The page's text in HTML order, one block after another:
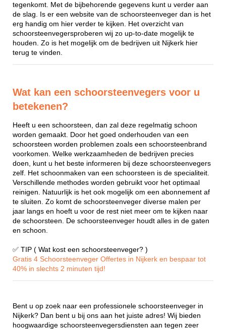
tegenkomt. Met de bijbehorende gegevens kunt u verder aan
de slag. Is er een website van de schoorsteenveger dan is het
erg handig om hier verder te kijken. Het overzicht van
schoorsteenvegersproberen wij zo up-to-date mogelijk te
houden. Zo is het mogelijk om de bedrijven uit Nijkerk hier
terug te vinden.
Wat kan een schoorsteenvegers voor u
betekenen?
Heeft u een schoorsteen, dan zal deze regelmatig schoon
worden gemaakt. Door het goed onderhouden van een
schoorsteen worden problemen zoals een schoorsteenbrand
voorkomen. Welke werkzaamheden de bedrijven precies
doen, kunt u het beste informeren bij deze schoorsteenvegers
zelf. Het schoonmaken van een schoorsteen is de specialiteit.
Verschillende methodes worden gebruikt voor het optimaal
reinigen. Natuurlijk is het ook mogelijk om een abonnement af
te sluiten. Zo komt de schoorsteenveger diverse malen per
jaar langs en hoeft u voor de rest niet meer om te kijken naar
de schoorsteen. De schoorsteenveger houdt alles in de gaten
en schoon.
✅ TIP ( Wat kost een schoorsteenveger? )
Gratis 4 Schoorsteenveger Offertes in Nijkerk en bespaar tot
40% in slechts 2 minuten tijd!
Bent u op zoek naar een professionele schoorsteenveger in
Nijkerk? Dan bent u bij ons aan het juiste adres! Wij bieden
hoogwaardige schoorsteenvegersdiensten aan tegen zeer